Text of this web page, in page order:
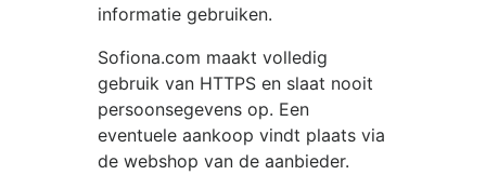
informatie gebruiken.
Sofiona.com maakt volledig
gebruik van HTTPS en slaat nooit
persoonsegevens op. Een
eventuele aankoop vindt plaats via
de webshop van de aanbieder.